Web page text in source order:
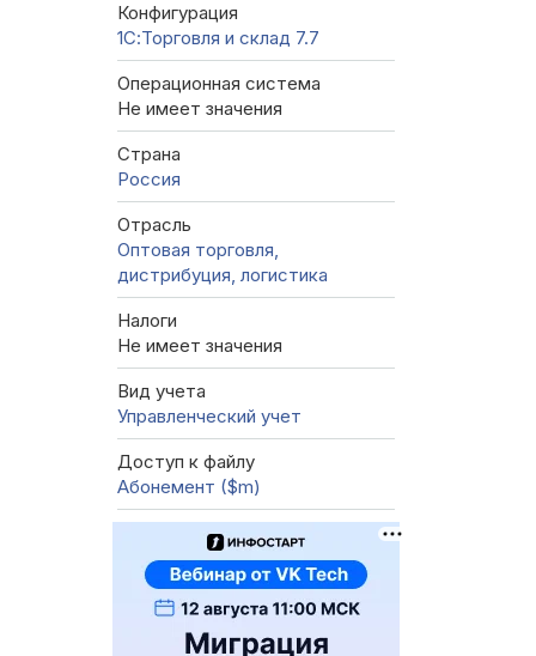
Конфигурация
1С:Торговля и склад 7.7
Операционная система
Не имеет значения
Страна
Россия
Отрасль
Оптовая торговля,
дистрибуция, логистика
Налоги
Не имеет значения
Вид учета
Управленческий учет
Доступ к файлу
Абонемент ($m)